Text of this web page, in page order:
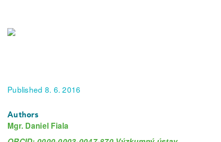
Published 8. 6. 2016
Authors
Mgr. Daniel Fiala